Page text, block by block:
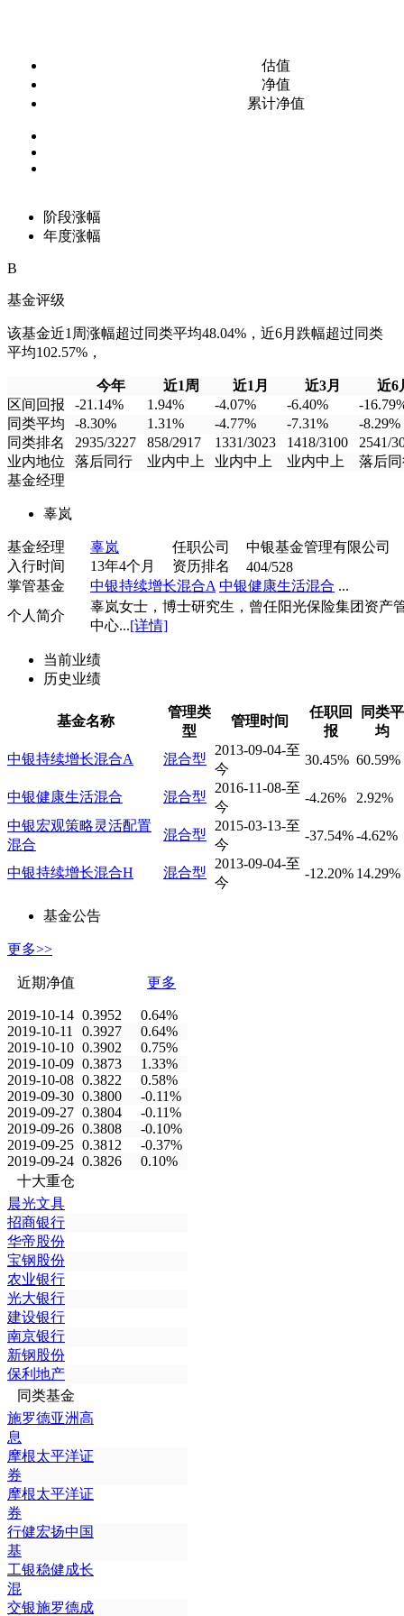
估值
净值
累计净值
阶段涨幅
年度涨幅
B
基金评级
该基金近1周涨幅超过同类平均48.04%，近6月跌幅超过同类
平均102.57%，
今年 近1周 近1月 近3月
近6
区间回报
-21.14% 1.94% -4.07% -6.40%
-
同类平均
-8.30% 1.31% -4.77% -7.31%
-8.29%
同类排名
2935/3227 858/2917 1331/3023 1418/3100
2541/
业内地位
落后同行 业内中上 业内中上 业内中上
落后
基金经理
辜岚
基金经理 辜岚 任职公司
中银基金管理有限公司
入行时间
13年4个月 资历排名
404/528
掌管基金
中银持续增长混合A 中银健康生活混合 ...
个人简介
辜岚女士，博士研究生，曾任阳光保险集团资产
中心...[详情]
当前业绩
历史业绩
基金名称
管理类
型
管理时间
任职回
报
同类平
均
中银持续增长混合A
混合型
2013-09-04-至
今
30.45% 60.59%
中银健康生活混合 混合型
2016-11-08-至
今
-4.26%
2.92%
中银宏观策略灵活配置
混合
混合型
2015-03-13-至
今
-37.54%-4.62%
中银持续增长混合H 混合型
2013-09-04-至
今
-12.20% 14.29%
基金公告
更多>>
近期净值 更多
2019-10-14 0.3952
0.64%
2019-10-11
0.3927
0.64%
2019-10-10 0.3902
0.75%
2019-10-09 0.3873
1.33%
2019-10-08 0.3822
0.58%
2019-09-30 0.3800
-0.11%
2019-09-27 0.3804
-0.11%
2019-09-26 0.3808
-0.10%
2019-09-25 0.3812
-0.37%
2019-09-24 0.3826
0.10%
十大重仓
晨光文具
招商银行
华帝股份
宝钢股份
农业银行
光大银行
建设银行
南京银行
新钢股份
保利地产
同类基金
施罗德亚洲高
息
摩根太平洋证
券
摩根太平洋证
券
行健宏扬中国
基
工银稳健成长
混
交银施罗德成